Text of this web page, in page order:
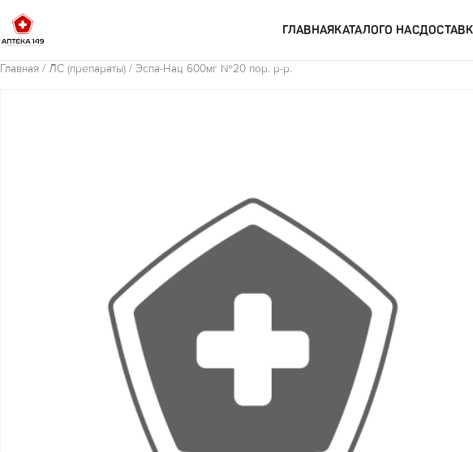
ГЛАВНАЯКАТАЛОГО НАС
Главная / ЛС (препараты) / Эспа-Нац 600мг №20 пор. р-р.